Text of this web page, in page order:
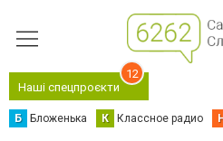
Наші спецпроєкти
12
Б Бложенька К Классное радио